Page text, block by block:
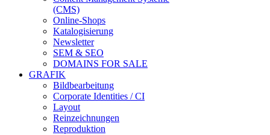
(CMS)
Online-Shops
Katalogisierung
Newsletter
SEM & SEO
DOMAINS FOR SALE
GRAFIK
Bildbearbeitung
Corporate Identities / CI
Layout
Reinzeichnungen
Reproduktion